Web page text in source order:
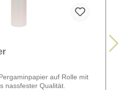
auf Rolle mit
nassfester Qualität.